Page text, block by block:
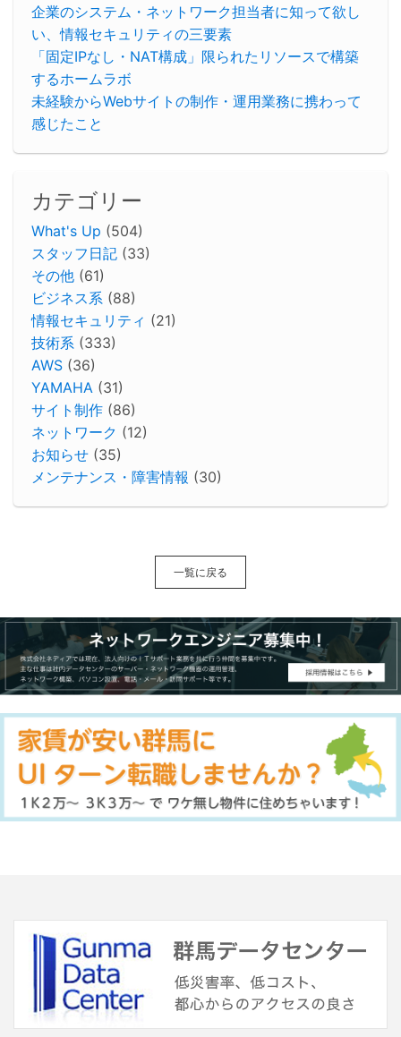
企業のシステム・ネットワーク担当者に知って欲し
い、情報セキュリティの三要素
「固定IPなし・NAT構成」限られたリソースで構築
するホームラボ
未経験からWebサイトの制作・運用業務に携わって
感じたこと
カテゴリー
What's Up (504)
スタッフ日記 (33)
その他 (61)
ビジネス系 (88)
情報セキュリティ (21)
技術系 (333)
AWS (36)
YAMAHA (31)
サイト制作 (86)
ネットワーク (12)
お知らせ (35)
メンテナンス・障害情報 (30)
一覧に戻る